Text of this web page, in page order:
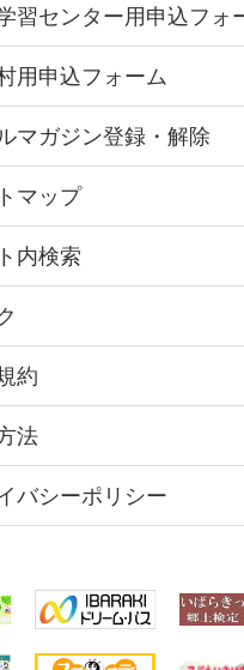
習センター用申込フォ
用申込フォーム
マガジン登録・解除
マップ
内検索
約
法
バシーポリシー